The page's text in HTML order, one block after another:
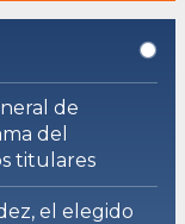
de
del
titulares
el elegido